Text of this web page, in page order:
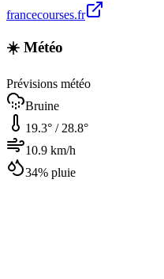
francecourses.fr
☀️ Météo
Prévisions météo
Bruine
19.3° / 28.8°
10.9 km/h
34% pluie